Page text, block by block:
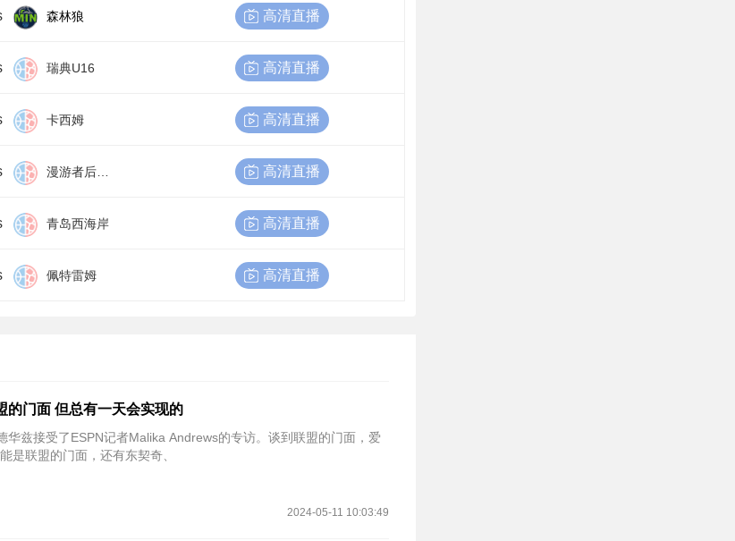
森林狼 高清直播
瑞典U16 高清直播
卡西姆 高清直播
高清直播
青岛西海岸 高清直播
佩特雷姆 高清直播
的门面 但总有一天会实现的
华兹接受了ESPN记者Malika Andrews的专访。谈到联盟的门面，爱
是联盟的门面，还有东契奇、
2024-05-11 10:03:49